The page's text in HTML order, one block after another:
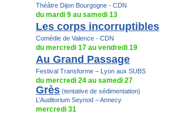
Théâtre Dijon Bourgogne - CDN
du mardi 9 au samedi 13
Les corps incorruptibles
Comédie de Valence - CDN
du mercredi 17 au vendredi 19
Au Grand Passage
Festival Transforme – Lyon aux SUBS
du mercredi 24 au samedi 27
Grès (tentative de sédimentation)
L’Auditorium Seynod – Annecy
mercredi 31